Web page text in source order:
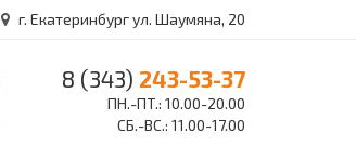
г. Екатеринбург ул. Шаумяна, 20
8 (343) 243-53-37
ПН.-ПТ.: 10.00-20.00
СБ.-ВС.: 11.00-17.00